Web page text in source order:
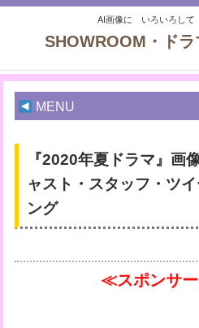
AI画像に いろいろし
SHOWROOM・ド
MENU
『2020年夏ドラマ』画
ャスト・スタッフ・ツ
ング
≪スポンサ